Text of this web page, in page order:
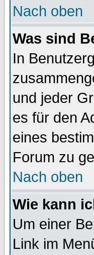
Nach oben
Was sind
In
und jeder
es für den
eines
Forum zu
Nach oben
Wie kann
Um einer
Link im